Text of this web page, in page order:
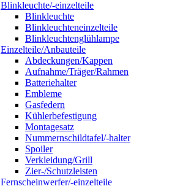
Blinkleuchte/-einzelteile
Blinkleuchte
Blinkleuchteneinzelteile
Blinkleuchtenglühlampe
Einzelteile/Anbauteile
Abdeckungen/Kappen
Aufnahme/Träger/Rahmen
Batteriehalter
Embleme
Gasfedern
Kühlerbefestigung
Montagesatz
Nummernschildtafel/-halter
Spoiler
Verkleidung/Grill
Zier-/Schutzleisten
Fernscheinwerfer/-einzelteile